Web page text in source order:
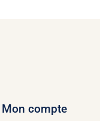
Mon compte